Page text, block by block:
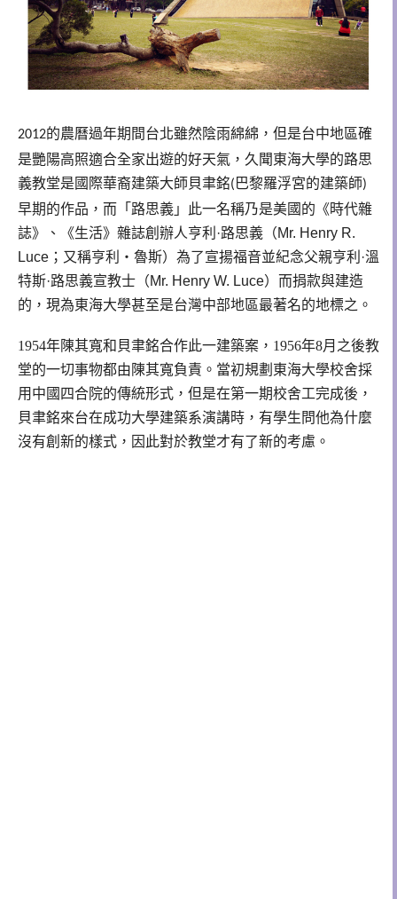
2012的農曆過年期間台北雖然陰雨綿綿，但是台中地區確
是艷陽高照適合全家出遊的好天氣，久聞東海大學的路思
義教堂是國際華裔建築大師貝聿銘( 巴黎羅浮宮的建築師)
早期的作品，而 「路思義」此一名稱乃是美國的《時代雜
誌》、《生活》雜誌創辦人亨利 ·路思義（Mr. Henry R.
Luce ；又稱亨利 ‧ 魯斯）為了宣揚福音並紀念父親亨利 ·溫
特斯·路思義宣教士（Mr. Henry W. Luce）而捐款與建造
的，現為東海大學甚至是台灣中部地區最著名的地標之 。
1954年陳其寬和貝聿銘合作此一建築案，1956年8月之後教
堂的一切事物都由陳其寬負責。當初規劃東海大學校舍採
用中國四合院的傳統形式，但是在第一期校舍工完成後，
貝聿銘來台在成功大學建築系演講時，有學生問他為什麼
沒有創新的樣式，因此對於教堂才有了新的考慮。